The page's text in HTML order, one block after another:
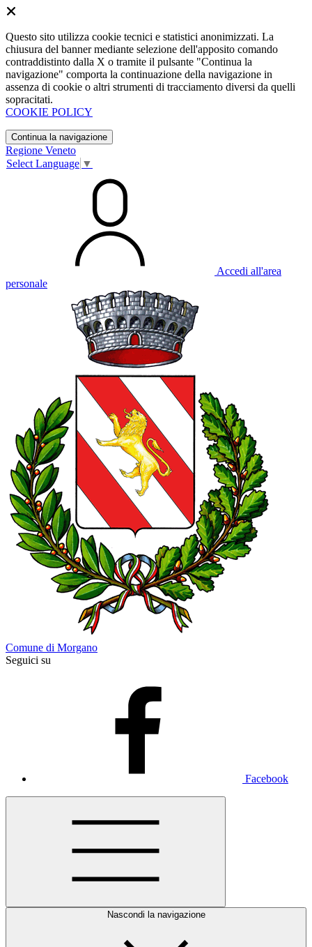
Questo sito utilizza cookie tecnici e statistici anonimizzati. La
chiusura del banner mediante selezione dell'apposito comando
contraddistinto dalla X o tramite il pulsante "Continua la
navigazione" comporta la continuazione della navigazione in
assenza di cookie o altri strumenti di tracciamento diversi da quelli
sopracitati.
COOKIE POLICY
Continua la navigazione
Regione Veneto
Select Language ▼
Accedi all'area
personale
Comune di Morgano
Seguici su
Facebook
Nascondi la navigazione